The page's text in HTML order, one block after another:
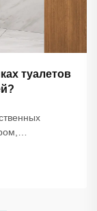
туалетов
и компоновка